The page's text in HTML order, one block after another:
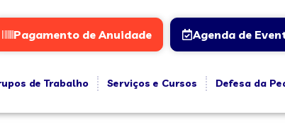
Pagamento de Anuidade Agenda de
de Trabalho Serviços e Cursos
Defesa da